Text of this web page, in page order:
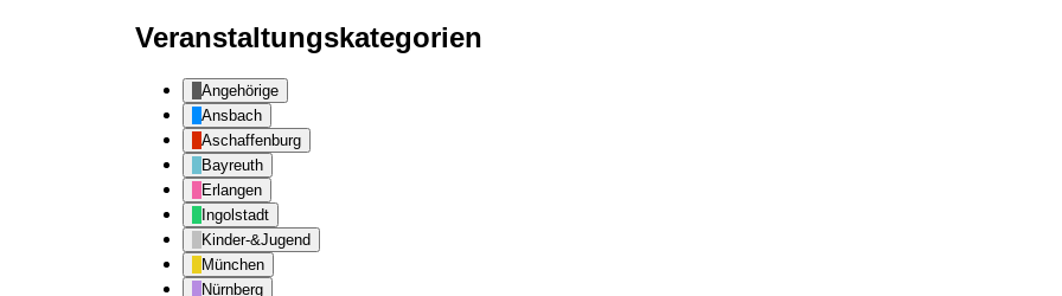
Veranstaltungskategorien
Angehörige
Ansbach
Aschaffenburg
Bayreuth
Erlangen
Ingolstadt
Kinder-&Jugend
München
Nürnberg